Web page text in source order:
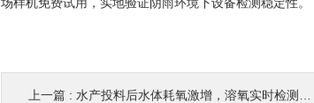
场样机免费试用，实地验证阴雨环境下设备检测稳定性。
上一篇 : 水产投料后水体耗氧激增，溶氧实时检测优化投喂与增氧管理